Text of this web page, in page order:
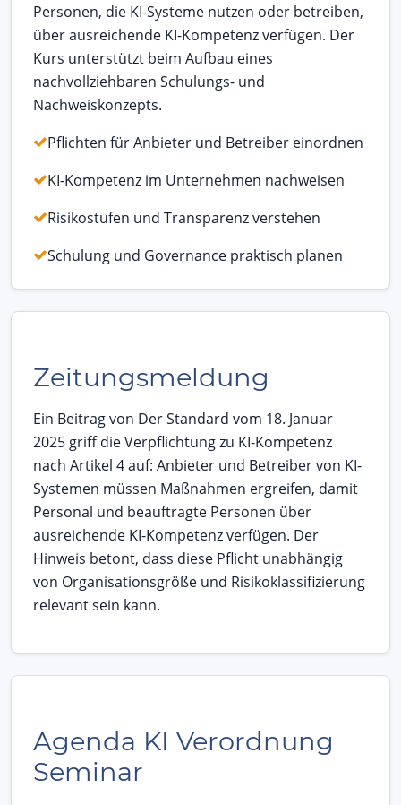
Personen, die KI-Systeme nutzen oder betreiben,
über ausreichende KI-Kompetenz verfügen. Der
Kurs unterstützt beim Aufbau eines
nachvollziehbaren Schulungs- und
Nachweiskonzepts.
Pflichten für Anbieter und Betreiber einordnen
KI-Kompetenz im Unternehmen nachweisen
Risikostufen und Transparenz verstehen
Schulung und Governance praktisch planen
Zeitungsmeldung
Ein Beitrag von Der Standard vom 18. Januar
2025 griff die Verpflichtung zu KI-Kompetenz
nach Artikel 4 auf: Anbieter und Betreiber von KI-
Systemen müssen Maßnahmen ergreifen, damit
Personal und beauftragte Personen über
ausreichende KI-Kompetenz verfügen. Der
Hinweis betont, dass diese Pflicht unabhängig
von Organisationsgröße und Risikoklassifizierung
relevant sein kann.
Agenda KI Verordnung
Seminar